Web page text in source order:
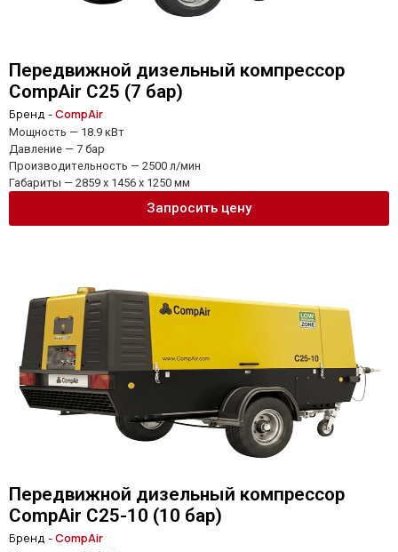
Передвижной дизельный компрессор
CompAir C25 (7 бар)
Бренд -CompAir
Мощность — 18.9 кВт
Давление — 7 бар
Производительность — 2500 л/мин
Габариты — 2859 x 1456 x 1250 мм
Запросить цену
Передвижной дизельный компрессор
CompAir C25-10 (10 бар)
Бренд -CompAir